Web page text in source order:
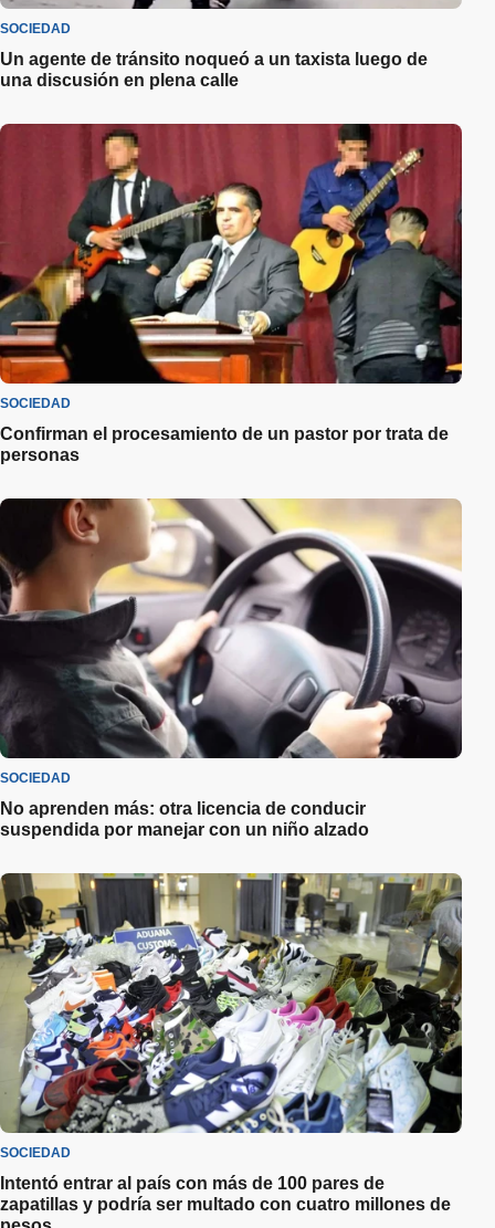
SOCIEDAD
Un agente de tránsito noqueó a un taxista luego de
una discusión en plena calle
SOCIEDAD
Confirman el procesamiento de un pastor por trata de
personas
SOCIEDAD
No aprenden más: otra licencia de conducir
suspendida por manejar con un niño alzado
SOCIEDAD
Intentó entrar al país con más de 100 pares de
zapatillas y podría ser multado con cuatro millones de